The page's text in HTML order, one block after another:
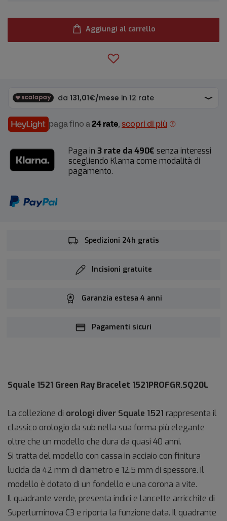
Aggiungi al carrello
paga fino a 24 rate, scopri di più
Paga in 3 rate da 490€ senza interessi
scegliendo Klarna come modalità di
pagamento.
Spedizioni 24h gratis
Incisioni gratuite
Garanzia estesa 4 anni
Pagamenti sicuri
Squale 1521 Green Ray Bracelet 1521PROFGR.SQ20L
La collezione di orologi diver Squale 1521 rappresenta il
classico orologio da sub nella sua forma più elegante
oltre che un modello che dura da quasi 40 anni.
Si tratta del modello con cassa in acciaio con finitura
lucida da 42 mm di diametro e 12.5 mm di spessore. Il
modello è dotato di un fondello e una corona a vite.
Il quadrante verde, presenta indici e lancette arricchite di
Superluminova C3 e riporta la funzione data. Il quadrante